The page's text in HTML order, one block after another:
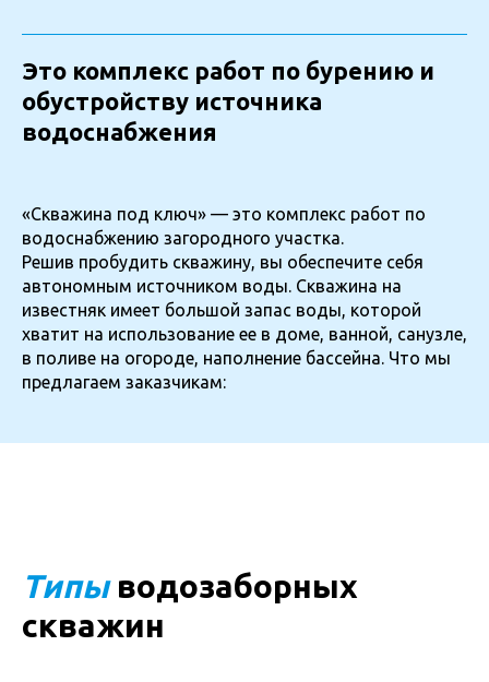
Это комплекс работ по бурению и
обустройству источника
водоснабжения
«Скважина под ключ» — это комплекс работ по
водоснабжению загородного участка.
Решив пробудить скважину, вы обеспечите себя
автономным источником воды. Скважина на
известняк имеет большой запас воды, которой
хватит на использование ее в доме, ванной, санузле,
в поливе на огороде, наполнение бассейна. Что мы
предлагаем заказчикам:
Типыводозаборных
скважин